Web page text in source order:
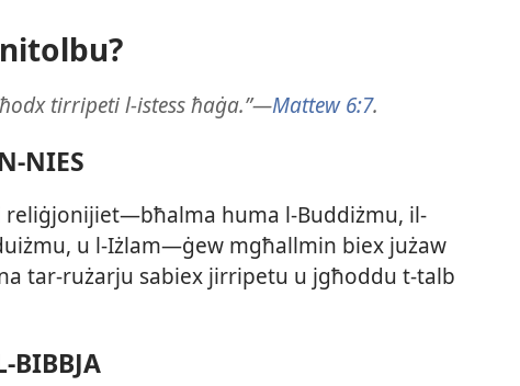
tirripeti l-istess ħaġa.”—Mattew 6:7.
NIES
reliġjonijiet—bħalma huma l-​Buddiżmu, il-​
u l-​Iżlam—ġew mgħallmin biex jużaw
tar-​rużarju sabiex jirripetu u jgħoddu t-​talb
BIBBJA